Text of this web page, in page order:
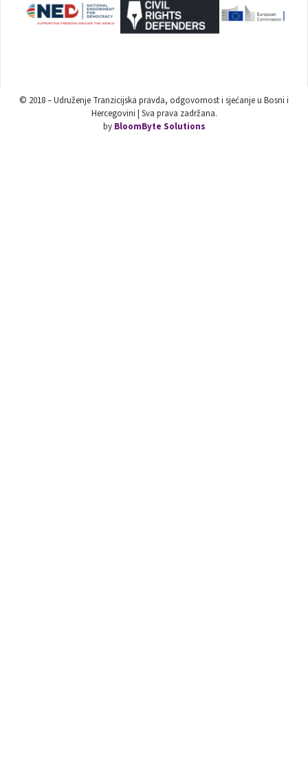
© 2018 – Udruženje Tranzicijska pravda, odgovornost i sjećanje u Bosni i
Hercegovini | Sva prava zadržana.
by BloomByte Solutions